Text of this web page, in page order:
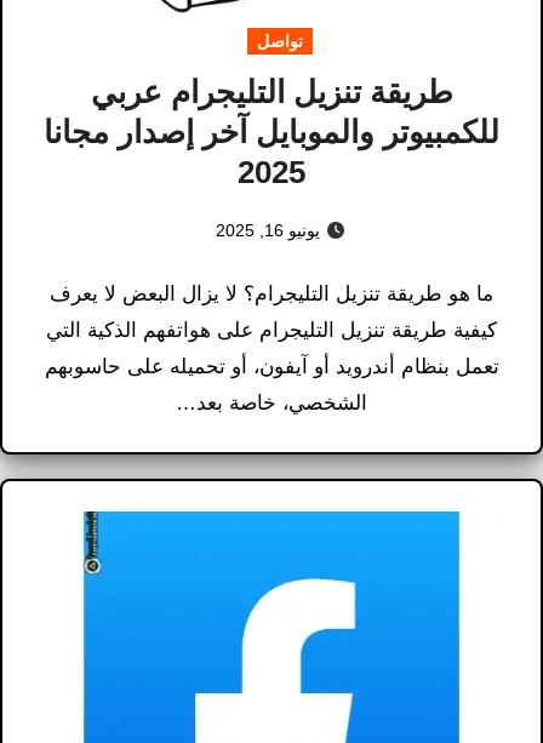
تواصل
طريقة تنزيل التليجرام عربي
للكمبيوتر والموبايل آخر إصدار مجانا
2025
يونيو 16, 2025
ما هو طريقة تنزيل التليجرام؟ لا يزال البعض لا يعرف
كيفية طريقة تنزيل التليجرام على هواتفهم الذكية التي
تعمل بنظام أندرويد أو آيفون، أو تحميله على حاسوبهم
الشخصي، خاصة بعد…